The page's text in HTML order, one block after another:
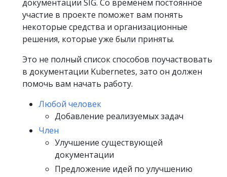
документации SIG. Со временем постоянное
участие в проекте поможет вам понять
некоторые средства и организационные
решения, которые уже были приняты.
Это не полный список способов поучаствовать
в документации Kubernetes, зато он должен
помочь вам начать работу.
Любой человек
Добавление реализуемых задач
Член
Улучшение существующей
документации
Предложение идей по улучшению